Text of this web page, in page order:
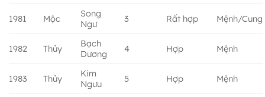
1981 Mộc
Song
Ngư
3 Rất hợp Mệnh/Cung
1982 Thủy
Bạch
Dương
4 Hợp Mệnh
1983 Thủy
Kim
Ngưu
5 Hợp Mệnh